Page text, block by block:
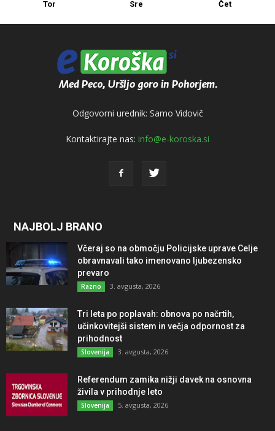
Tor
Sre
Čet
Odgovorni urednik: Samo Vidovič
Kontaktirajte nas: info@e-koroska.si
NAJBOLJ BRANO
Včeraj so na območju Policijske uprave Celje
obravnavali tako imenovano ljubezensko
prevaro
Razno 3. avgusta, 2026
Tri leta po poplavah: obnova po načrtih,
učinkovitejši sistem in večja odpornost za
prihodnost
Slovenija 3. avgusta, 2026
Referendum zamika nižji davek na osnovna
živila v prihodnje leto
Slovenija 5. avgusta, 2026